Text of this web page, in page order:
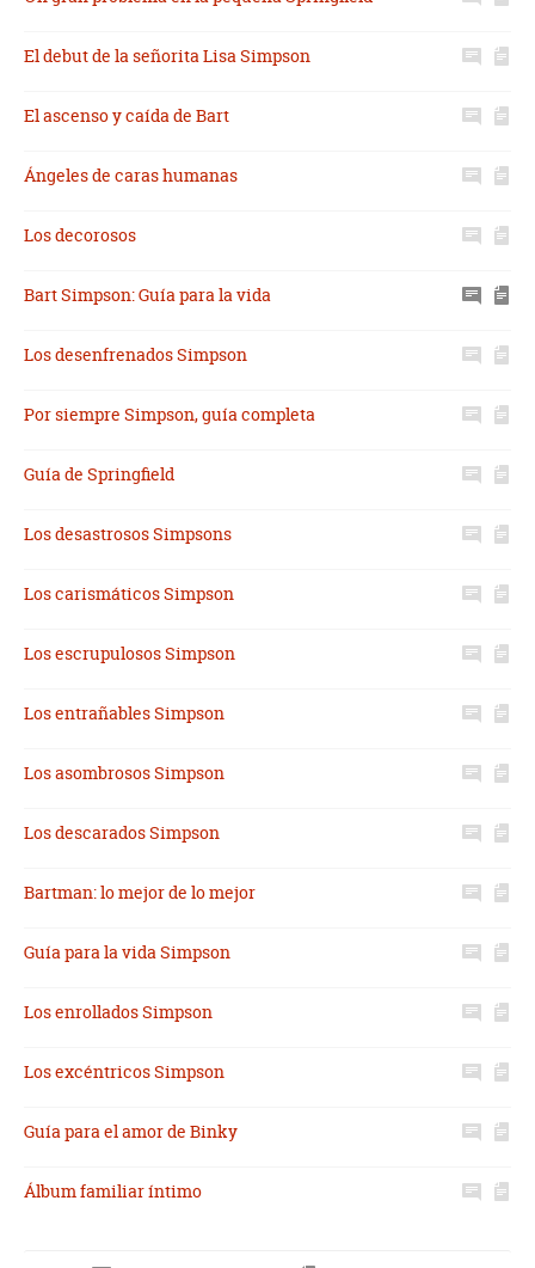
El debut de la señorita Lisa Simpson
El ascenso y caída de Bart
Ángeles de caras humanas
Los decorosos
Bart Simpson: Guía para la vida
Los desenfrenados Simpson
Por siempre Simpson, guía completa
Guía de Springfield
Los desastrosos Simpsons
Los carismáticos Simpson
Los escrupulosos Simpson
Los entrañables Simpson
Los asombrosos Simpson
Los descarados Simpson
Bartman: lo mejor de lo mejor
Guía para la vida Simpson
Los enrollados Simpson
Los excéntricos Simpson
Guía para el amor de Binky
Álbum familiar íntimo